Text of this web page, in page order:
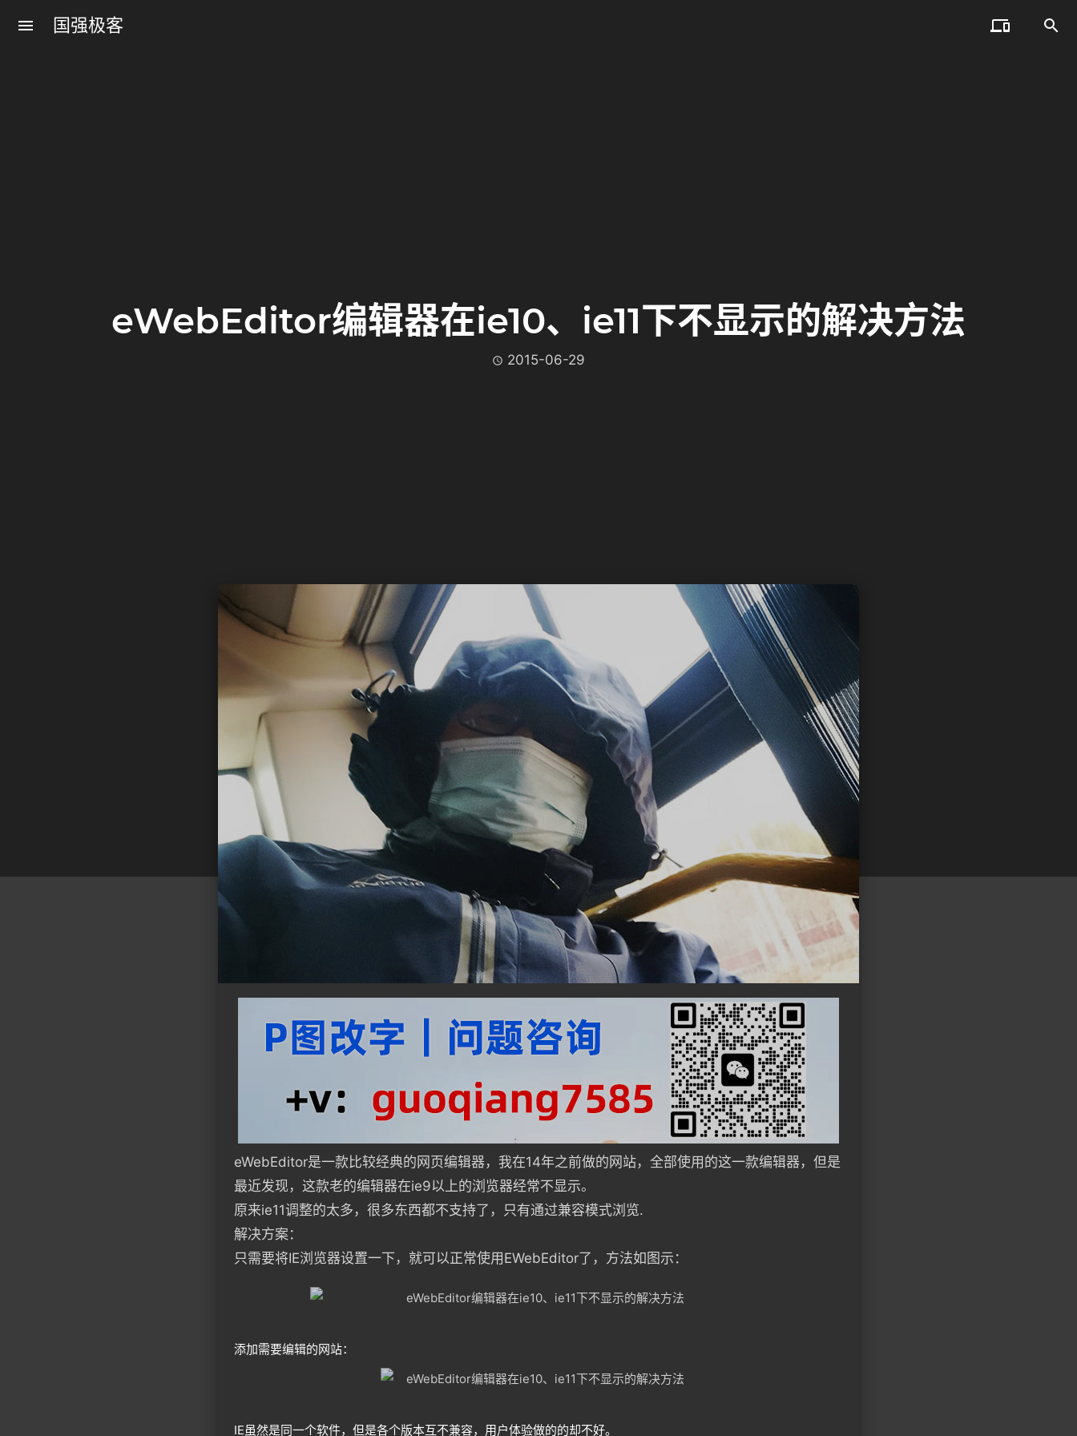
menu 国强极客  
eWebEditor编辑器在ie10、ie11下不显示的解决方法
 2015-06-29
eWebEditor是一款比较经典的网页编辑器，我在14年之前做的网站，全部使用的这一款编辑器，但是
最近发现，这款老的编辑器在ie9以上的浏览器经常不显示。
原来ie11调整的太多，很多东西都不支持了，只有通过兼容模式浏览.
解决方案：
只需要将IE浏览器设置一下，就可以正常使用EWebEditor了，方法如图示：
添加需要编辑的网站：
IE虽然是同一个软件，但是各个版本互不兼容，用户体验做的的却不好。